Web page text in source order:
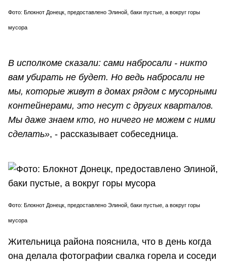
Фото: Блокнот Донецк, предоставлено Элиной, баки пустые, а вокруг горы
мусора
В исполкоме сказали: сами набросали - никто
вам убирать не будет. Но ведь набросали не
мы, которые живут в домах рядом с мусорными
контейнерами, это несут с других кварталов.
Мы даже знаем кто, но ничего не можем с ними
сделать», - рассказывает собеседница.
Фото: Блокнот Донецк, предоставлено Элиной, баки пустые, а вокруг горы
мусора
Жительница района пояснила, что в день когда
она делала фотографии свалка горела и соседи